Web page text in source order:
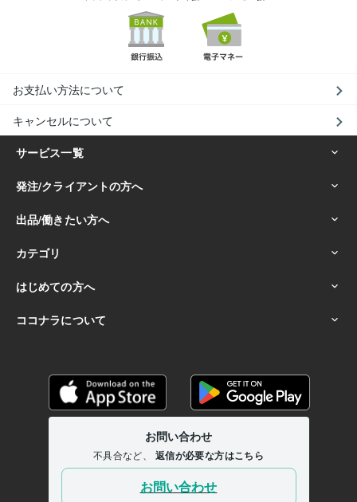
お支払い方法について
キャンセルについて